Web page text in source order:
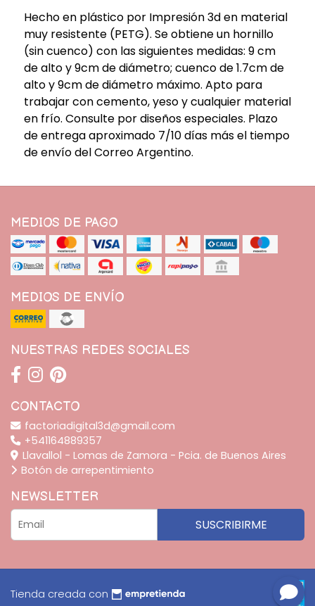
Hecho en plástico por Impresión 3d en material
muy resistente (PETG). Se obtiene un hornillo
(sin cuenco) con las siguientes medidas: 9 cm
de alto y 9cm de diámetro; cuenco de 1.7cm de
alto y 9cm de diámetro máximo. Apto para
trabajar con cemento, yeso y cualquier material
en frío. Consulte por diseños especiales. Plazo
de entrega aproximado 7/10 días más el tiempo
de envío del Correo Argentino.
MEDIOS DE PAGO
MEDIOS DE ENVÍO
NUESTRAS REDES SOCIALES
CONTACTO
factoriadigital3d@gmail.com
+541164889357
Llavallol - Lomas de Zamora - Pcia. de Buenos Aires
Botón de arrepentimiento
NEWSLETTER
SUSCRIBIRME
Tienda creada con